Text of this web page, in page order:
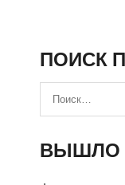
ПОИСК
ВЫШЛО